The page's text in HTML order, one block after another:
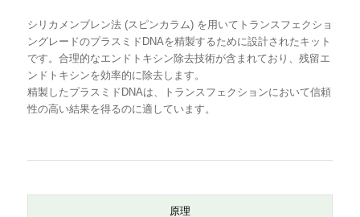
ction Mini Kit
0
寄品]
シリカメンブレン法 (スピンカラム) を用いてトランスフェクショ
ングレードのプラスミドDNAを精製するために設計されたキット
です。合理的なエンドトキシン除去技術が含まれており、残留エ
ンドトキシンを効率的に除去します。
精製したプラスミドDNAは、トランスフェクションにおいて信頼
性の高い結果を得るのに適しています。
原理